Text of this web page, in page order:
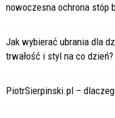
nowoczesna ochrona stóp
Jak wybierać ubrania dla
trwałość i styl na co dzień?
PiotrSierpinski.pl –